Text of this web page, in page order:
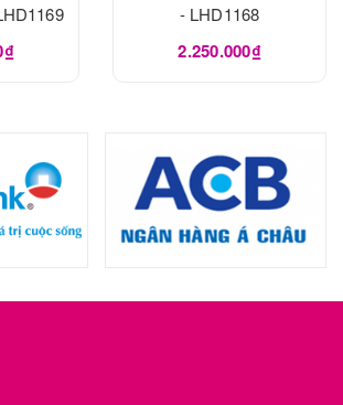
- LHD1168
2.250.000₫